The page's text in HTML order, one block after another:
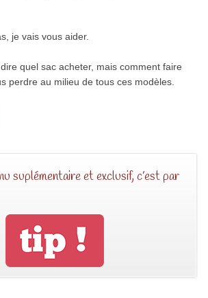
je vais vous aider.
quel sac acheter, mais comment faire
perdre au milieu de tous ces modèles.
suplémentaire et exclusif, c’est par